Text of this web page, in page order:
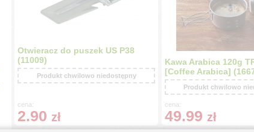
Otwieracz do puszek US P38
(11009)
Produkt chwilowo niedostępny
cena:
2.90 zł
Kawa Arabica 120g
[Coffee Arabica]
Produkt chwilowo
cena:
49.99 zł